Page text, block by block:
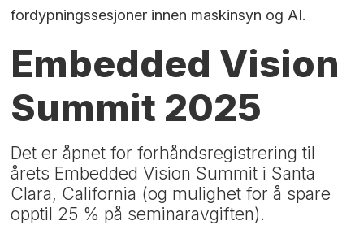
fordypningssesjoner innen maskinsyn og AI.
Embedded Vision
Summit 2025
Det er åpnet for forhåndsregistrering til
årets Embedded Vision Summit i Santa
Clara, California (og mulighet for å spare
opptil 25 % på seminaravgiften).